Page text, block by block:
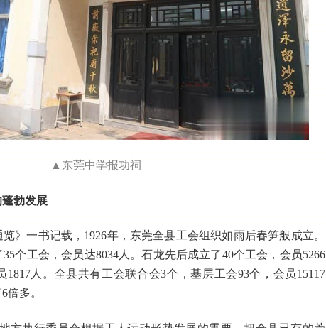
▲东莞中学报功祠
勃发展
》一书记载，1926年，东莞全县工会组织如雨后春笋般成立。
个工会，会员达8034人。石龙先后成立了40个工会，会员5266
1817人。全县共有工会联合会3个，基层工会93个，会员15117
倍多。